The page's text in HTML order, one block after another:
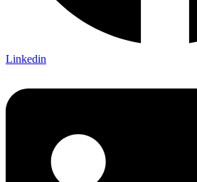
Linkedin